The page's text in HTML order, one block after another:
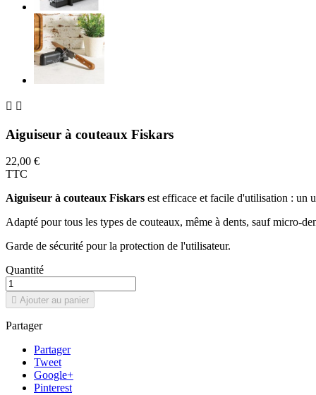
 
Aiguiseur à couteaux Fiskars
22,00 €
TTC
Aiguiseur à couteaux Fiskars est efficace et facile d'utilisation : un
Adapté pour tous les types de couteaux, même à dents, sauf micro-
Garde de sécurité pour la protection de l'utilisateur.
Quantité
 Ajouter au panier
Partager
Partager
Tweet
Google+
Pinterest